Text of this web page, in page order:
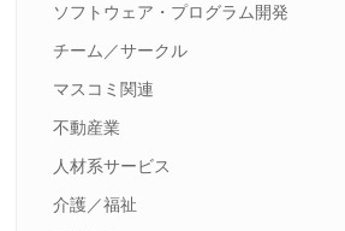
ソフトウェア・プログラム開発
チーム／サークル
マスコミ関連
不動産業
人材系サービス
介護／福祉